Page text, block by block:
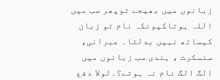
زبانوں میں بھیجے توپھر سب میں
اللہ ہوتاکیونکہ نام تو زبان
کیساتھ نہیں بدلتا۔ عبرانی،
سنسکرت ، ہندی سب زبانوں میں
الگ الگ نام نہ ہوتے؟۔لولا دفع